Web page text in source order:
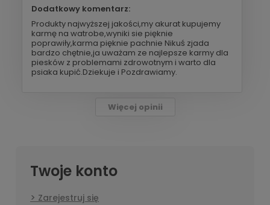
Dodatkowy komentarz:
Produkty najwyższej jakości,my akurat kupujemy
karmę na watrobe,wyniki sie pięknie
poprawiły,karma pięknie pachnie Nikuś zjada
bardzo chętnie,ja uważam ze najlepsze karmy dla
piesków z problemami zdrowotnym i warto dla
psiaka kupić.Dziekuje i Pozdrawiamy.
Więcej opinii
Twoje konto
Zarejestruj się